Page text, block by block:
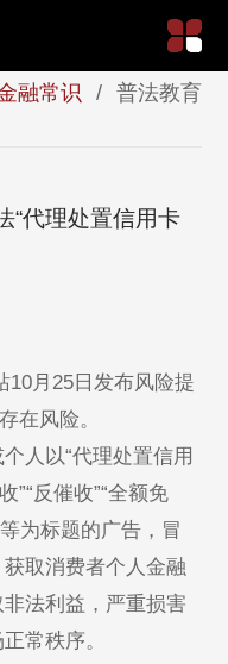
融常识 / 普法教育
“代理处置信用卡
10月25日发布风险提
在风险。
人以“代理处置信用
”“反催收”“全额免
为标题的广告，冒
取消费者个人金融
法利益，严重损害
常秩序。